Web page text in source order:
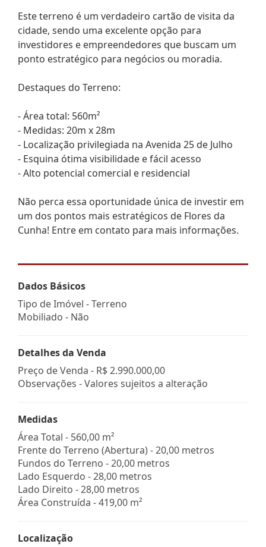
Este terreno é um verdadeiro cartão de visita da
cidade, sendo uma excelente opção para
investidores e empreendedores que buscam um
ponto estratégico para negócios ou moradia.
Destaques do Terreno:
- Área total: 560m²
- Medidas: 20m x 28m
- Localização privilegiada na Avenida 25 de Julho
- Esquina ótima visibilidade e fácil acesso
- Alto potencial comercial e residencial
Não perca essa oportunidade única de investir em
um dos pontos mais estratégicos de Flores da
Cunha! Entre em contato para mais informações.
Dados Básicos
Tipo de Imóvel - Terreno
Mobiliado - Não
Detalhes da Venda
Preço de Venda - R$ 2.990.000,00
Observações - Valores sujeitos a alteração
Medidas
Área Total - 560,00 m²
Frente do Terreno (Abertura) - 20,00 metros
Fundos do Terreno - 20,00 metros
Lado Esquerdo - 28,00 metros
Lado Direito - 28,00 metros
Área Construída - 419,00 m²
Localização